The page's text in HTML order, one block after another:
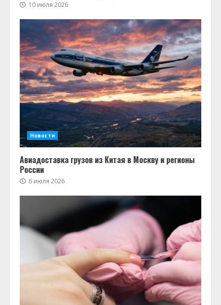
10 июля 2026
Новости
Авиадоставка грузов из Китая в Москву и регионы
России
6 июля 2026